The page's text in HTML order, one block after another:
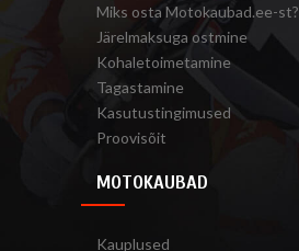
Miks osta Motokaubad.ee-st?
Järelmaksuga ostmine
Kohaletoimetamine
Tagastamine
Kasutustingimused
Proovisõit
MOTOKAUBAD
Kauplused